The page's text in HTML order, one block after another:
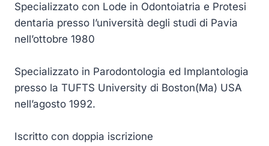
Specializzato con Lode in Odontoiatria e Protesi
dentaria presso l’università degli studi di Pavia
nell’ottobre 1980
Specializzato in Parodontologia ed Implantologia
presso la TUFTS University di Boston(Ma) USA
nell’agosto 1992.
Iscritto con doppia iscrizione